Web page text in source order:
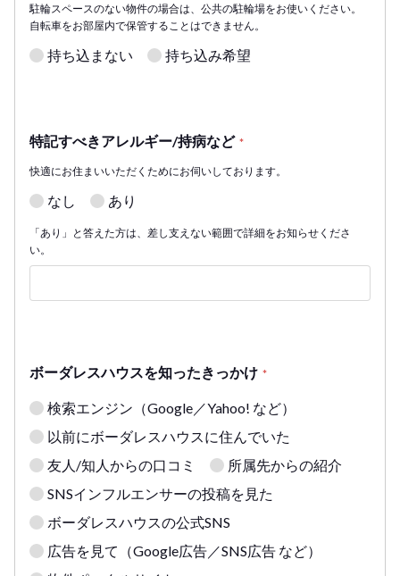
駐輪スペースのない物件の場合は、公共の駐輪場をお使いください。
自転車をお部屋内で保管することはできません。
持ち込まない 持ち込み希望
特記すべきアレルギー/持病など *
快適にお住まいいただくためにお伺いしております。
なし あり
「あり」と答えた方は、差し支えない範囲で詳細をお知らせくださ
い。
ボーダレスハウスを知ったきっかけ *
検索エンジン（Google／Yahoo! など）
以前にボーダレスハウスに住んでいた
友人/知人からの口コミ
所属先からの紹介
SNSインフルエンサーの投稿を見た
ボーダレスハウスの公式SNS
広告を見て（Google広告／SNS広告 など）